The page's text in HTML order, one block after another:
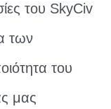
του SkyCiv
των
του
μας